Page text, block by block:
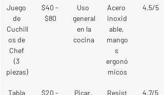
Juego
de
Cuchill
os de
Chef
(3
piezas)
$40 -
$80
Uso
general
en la
cocina
Acero
inoxid
able,
mango
s
ergonó
micos
4.5/5
Tabla
$20 -
Picar,
Resist
4.7/5